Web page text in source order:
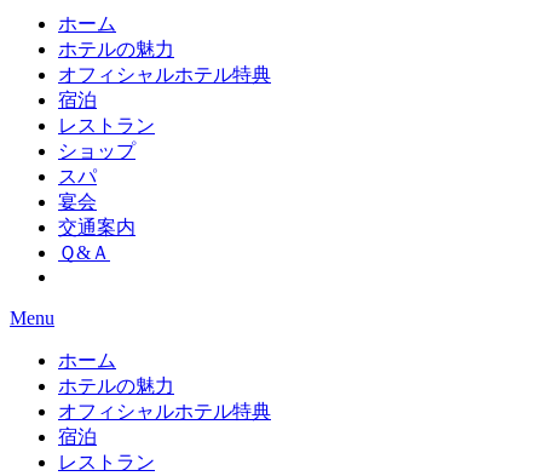
ホーム
ホテルの魅力
オフィシャルホテル特典
宿泊
レストラン
ショップ
スパ
宴会
交通案内
Ｑ&Ａ
Menu
ホーム
ホテルの魅力
オフィシャルホテル特典
宿泊
レストラン